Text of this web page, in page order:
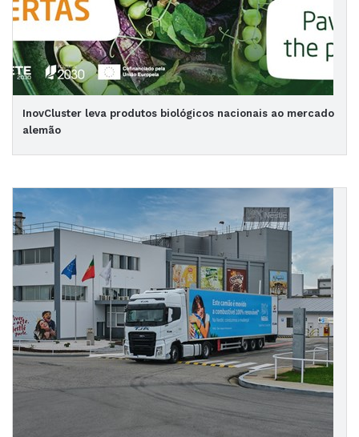
InovCluster leva produtos biológicos nacionais ao mercado
alemão